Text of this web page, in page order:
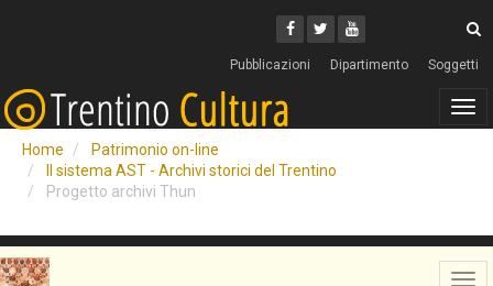
Facebook
Twitter
Youtube
Pubblicazioni Dipartimento Soggetti
Home
Patrimonio on-line
Il sistema AST - Archivi storici del Trentino
Progetto archivi Thun